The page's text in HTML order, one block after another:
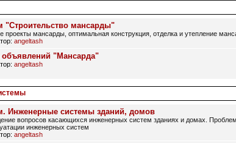
"Строительство мансарды"
проекты мансарды, оптимальная конструкция, отделка и утепление
angeltash
объявлений "Мансарда"
angeltash
Инженерные системы зданий, домов
вопросов касающихся инженерных систем зданиях и домах.
инженерных систем
angeltash